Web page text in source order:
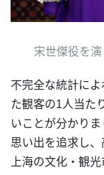
宋世傑役を
不完全な統計に
た観客の1人当た
いことが分かり
思い出を追求し、
上海の文化・観